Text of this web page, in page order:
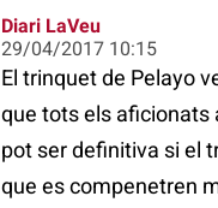
Diari LaVeu
29/04/2017 10:15
El trinquet de Pelayo
que tots els aficionats
pot ser definitiva si el
que es compenetren